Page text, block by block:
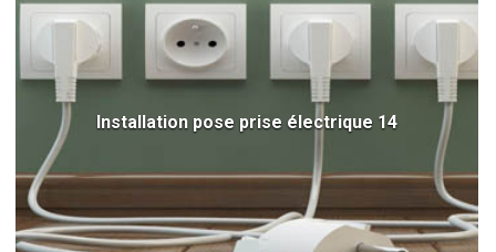
Installation pose prise électrique 14